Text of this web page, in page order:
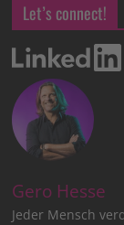
Let’s connect!
Gero Hesse
Jeder Mensch